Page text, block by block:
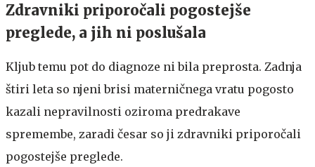
Zdravniki priporočali pogostejše
preglede, a jih ni poslušala
Kljub temu pot do diagnoze ni bila preprosta. Zadnja
štiri leta so njeni brisi materničnega vratu pogosto
kazali nepravilnosti oziroma predrakave
spremembe, zaradi česar so ji zdravniki priporočali
pogostejše preglede.